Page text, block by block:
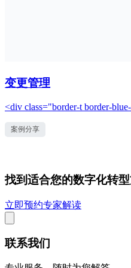
变更管理
<div class="border-t border-
案例分享
找到适合您的数字化转
立即预约专家解读
联系我们